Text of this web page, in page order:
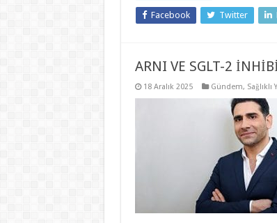
Facebook Twitter
ARNI VE SGLT-2
18 Aralık 2025 Gündem, Sağlıklı